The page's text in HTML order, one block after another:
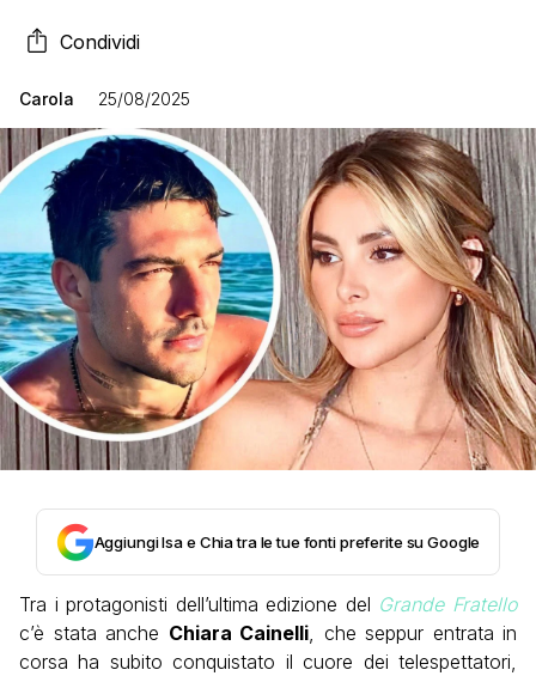
Condividi
Carola 25/08/2025
Aggiungi Isa e Chia tra le tue fonti preferite su Google
Tra i protagonisti dell’ultima edizione del Grande Fratello
c’è stata anche Chiara Cainelli , che seppur entrata in
corsa ha subito conquistato il cuore dei telespettatori,